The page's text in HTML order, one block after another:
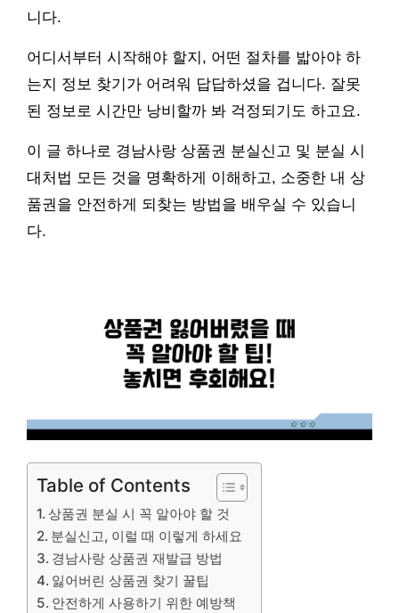
니다.
어디서부터 시작해야 할지, 어떤 절차를 밟아야 하
는지 정보 찾기가 어려워 답답하셨을 겁니다. 잘못
된 정보로 시간만 낭비할까 봐 걱정되기도 하고요.
이 글 하나로 경남사랑 상품권 분실신고 및 분실 시
대처법 모든 것을 명확하게 이해하고, 소중한 내 상
품권을 안전하게 되찾는 방법을 배우실 수 있습니
다.
Table of Contents
상품권 분실 시 꼭 알아야 할 것
분실신고, 이럴 때 이렇게 하세요
경남사랑 상품권 재발급 방법
잃어버린 상품권 찾기 꿀팁
안전하게 사용하기 위한 예방책